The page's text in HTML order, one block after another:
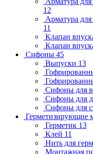
12
Арматура
11
Клапан
Клапан
Сифоны 45
Выпуски 13
Сифоны для
Сифоны для
Сифоны для
Герметизирующие
Герметик 13
Клей 11
Нить для
Монтажная